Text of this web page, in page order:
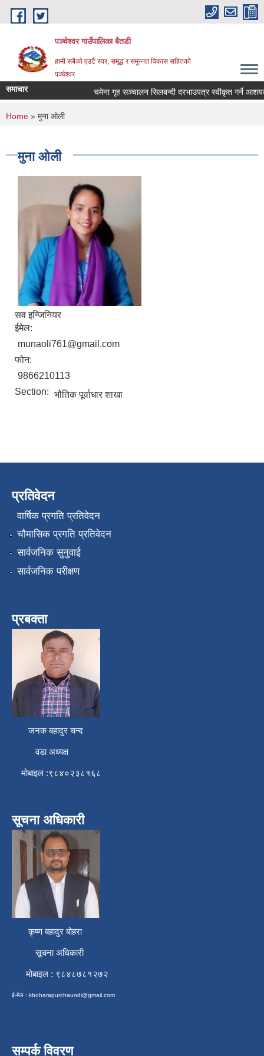
Skip to main content
पञ्चेश्वर गाउँपालिका बैतडी
हामी सबैको एउटै स्वर, समृद्ध र समुन्नत विकास सहितको
पञ्चेश्वर
समाचार चमेना गृह सञ्‍चालन सिलबन्दी दरभाउपत्र स्वीकृत गर्ने
You are here
Home » मुना ‍‍‍‍‍‌ओली
मुना ‍‍‍‍‍‌ओली
सव इन्जिनियर
ईमेल:
munaoli761@gmail.com
फोन:
9866210113
Section: भौतिक पूर्वाधार शाखा
प्रतिवेदन
वार्षिक प्रगति प्रतिवेदन
चौमासिक प्रगति प्रतिवेदन
सार्वजनिक सुनुवाई
सार्वजनिक परीक्षण
प्रबक्ता
जनक बहादुर चन्द
वडा अध्यक्ष
मोबाइल :९८४०२३८१६८
सूचना अधिकारी
कृष्ण बहादुर बोहरा
सूचना अधिकारी
मोबाइल : ९८४८७८१२७२
ई-मेल : kboharapurchaundi@gmail.com
सम्पर्क विवरण